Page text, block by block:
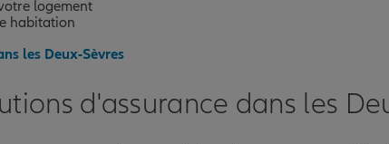
logement
habitation
les Deux-Sèvres
d'assurance dans les